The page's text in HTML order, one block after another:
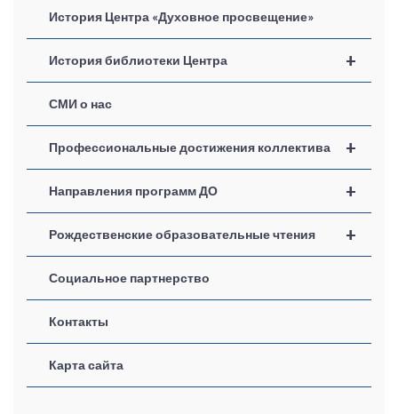
История Центра «Духовное просвещение»
+
История библиотеки Центра
СМИ о нас
+
Профессиональные достижения коллектива
+
Направления программ ДО
+
Рождественские образовательные чтения
Социальное партнерство
Контакты
Карта сайта